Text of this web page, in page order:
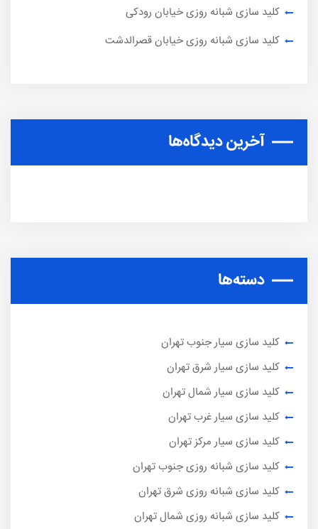
کلید سازی شبانه روزی خیابان رودکی
کلید سازی شبانه روزی خیابان قصرالدشت
آخرین دیدگاه‌ها
دسته‌ها
کلید سازی سیار جنوب تهران
کلید سازی سیار شرق تهران
کلید سازی سیار شمال تهران
کلید سازی سیار غرب تهران
کلید سازی سیار مرکز تهران
کلید سازی شبانه روزی جنوب تهران
کلید سازی شبانه روزی شرق تهران
کلید سازی شبانه روزی شمال تهران